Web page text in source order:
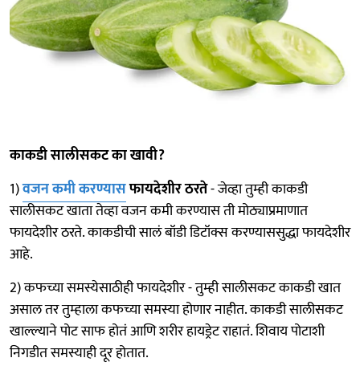
काकडी सालीसकट का खावी?
1)वजन कमी करण्यासफायदेशीर ठरते- जेव्हा तुम्ही काकडी
सालीसकट खाता तेव्हा वजन कमी करण्यास ती मोठ्याप्रमाणात
फायदेशीर ठरते. काकडीची सालं बॉडी डिटॉक्स करण्याससुद्धा फायदेशीर
आहे.
2) कफच्या समस्येसाठीही फायदेशीर - तुम्ही सालीसकट काकडी खात
असाल तर तुम्हाला कफच्या समस्या होणार नाहीत. काकडी सालीसकट
खाल्ल्याने पोट साफ होतं आणि शरीर हायड्रेट राहातं. शिवाय पोटाशी
निगडीत समस्याही दूर होतात.